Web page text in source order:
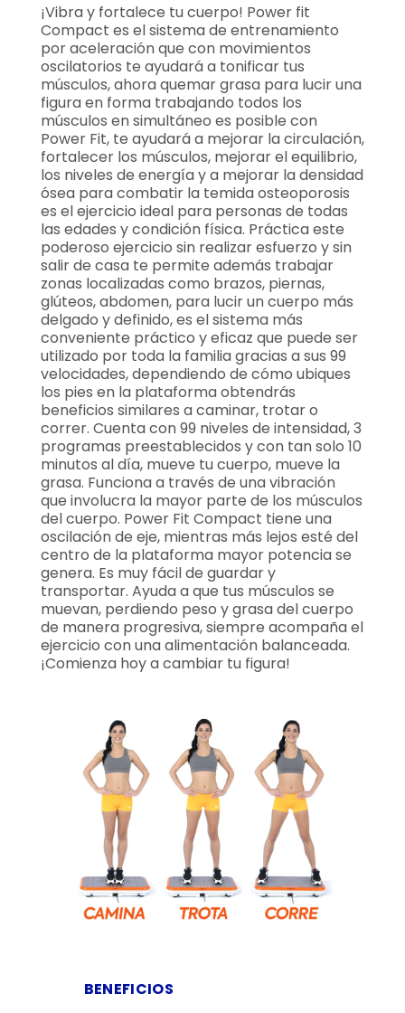
¡Vibra y fortalece tu cuerpo! Power fit
Compact es el sistema de entrenamiento
por aceleración que con movimientos
oscilatorios te ayudará a tonificar tus
músculos, ahora quemar grasa para lucir una
figura en forma trabajando todos los
músculos en simultáneo es posible con
Power Fit, te ayudará a mejorar la circulación,
fortalecer los músculos, mejorar el equilibrio,
los niveles de energía y a mejorar la densidad
ósea para combatir la temida osteoporosis
es el ejercicio ideal para personas de todas
las edades y condición física. Práctica este
poderoso ejercicio sin realizar esfuerzo y sin
salir de casa te permite además trabajar
zonas localizadas como brazos, piernas,
glúteos, abdomen, para lucir un cuerpo más
delgado y definido, es el sistema más
conveniente práctico y eficaz que puede ser
utilizado por toda la familia gracias a sus 99
velocidades, dependiendo de cómo ubiques
los pies en la plataforma obtendrás
beneficios similares a caminar, trotar o
correr. Cuenta con 99 niveles de intensidad, 3
programas preestablecidos y con tan solo 10
minutos al día, mueve tu cuerpo, mueve la
grasa. Funciona a través de una vibración
que involucra la mayor parte de los músculos
del cuerpo. Power Fit Compact tiene una
oscilación de eje, mientras más lejos esté del
centro de la plataforma mayor potencia se
genera. Es muy fácil de guardar y
transportar. Ayuda a que tus músculos se
muevan, perdiendo peso y grasa del cuerpo
de manera progresiva, siempre acompaña el
ejercicio con una alimentación balanceada.
¡Comienza hoy a cambiar tu figura!
BENEFICIOS